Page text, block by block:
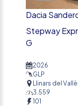
Dacia
Stepway
G
2026
GLP
Llinars del
3.559
101